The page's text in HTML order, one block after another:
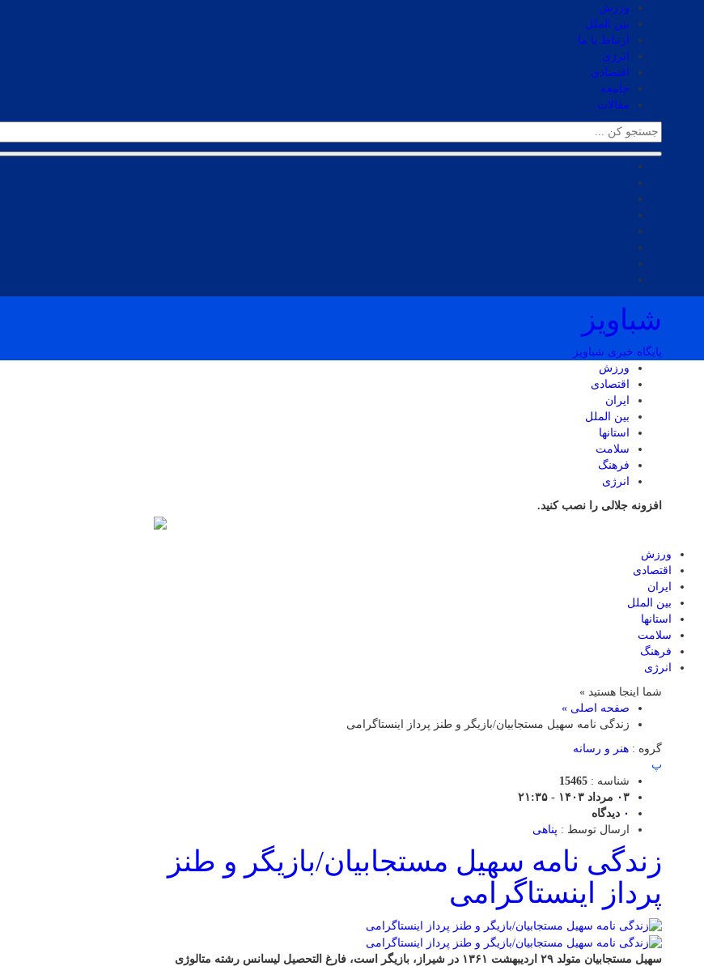
ورزش
بین الملل
ارتباط با ما
انرژی
اقتصادی
جامعه
مقالات
شباویز
پایگاه خبری شباویز
ورزش
اقتصادی
ایران
بین الملل
استانها
سلامت
فرهنگ
انرژی
افزونه جلالی را نصب کنید.
ورزش
اقتصادی
ایران
بین الملل
استانها
سلامت
فرهنگ
انرژی
شما اینجا هستید »
صفحه اصلی »
زندگی نامه سهیل مستجابیان/بازیگر و طنز پرداز اینستاگرامی
گروه : هنر و رسانه
پ
شناسه : 15465
۰۳ مرداد ۱۴۰۳ - ۲۱:۳۵
۰ دیدگاه
ارسال توسط : پناهی
زندگی نامه سهیل مستجابیان/بازیگر و طنز
پرداز اینستاگرامی
سهیل مستجابیان متولد ۲۹ اردیبهشت ۱۳۶۱ در شیراز، بازیگر است، فارغ التحصیل لیسانس رشته متالوژی